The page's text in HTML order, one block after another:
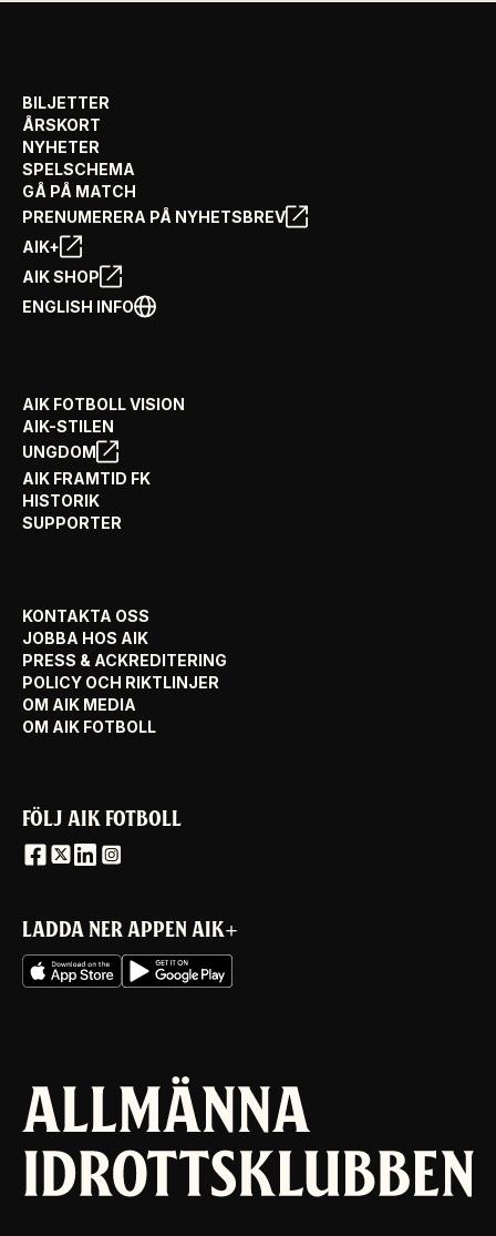
BILJETTER
ÅRSKORT
NYHETER
SPELSCHEMA
GÅ PÅ MATCH
PRENUMERERA PÅ NYHETSBREV
AIK+
AIK SHOP
ENGLISH INFO
AIK FOTBOLL VISION
AIK-STILEN
UNGDOM
AIK FRAMTID FK
HISTORIK
SUPPORTER
KONTAKTA OSS
JOBBA HOS AIK
PRESS & ACKREDITERING
POLICY OCH RIKTLINJER
OM AIK MEDIA
OM AIK FOTBOLL
FÖLJ AIK FOTBOLL
LADDA NER APPEN AIK+